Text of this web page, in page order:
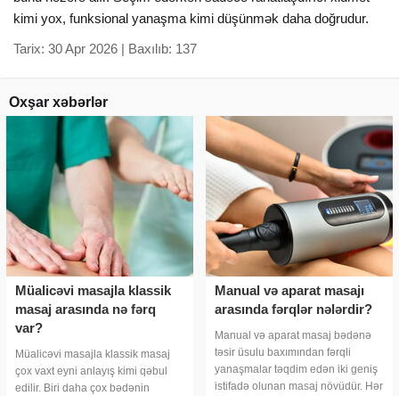
kimi yox, funksional yanaşma kimi düşünmək daha doğrudur.
Tarix: 30 Apr 2026 | Baxılıb: 137
Oxşar xəbərlər
Müalicəvi masajla klassik
masaj arasında nə fərq
var?
Müalicəvi masajla klassik masaj
çox vaxt eyni anlayış kimi qəbul
edilir. Biri daha çox bədənin
Manual və aparat masajı
arasında fərqlər nələrdir?
Manual və aparat masaj bədənə
təsir üsulu baxımından fərqli
yanaşmalar təqdim edən iki geniş
istifadə olunan masaj növüdür. Hər